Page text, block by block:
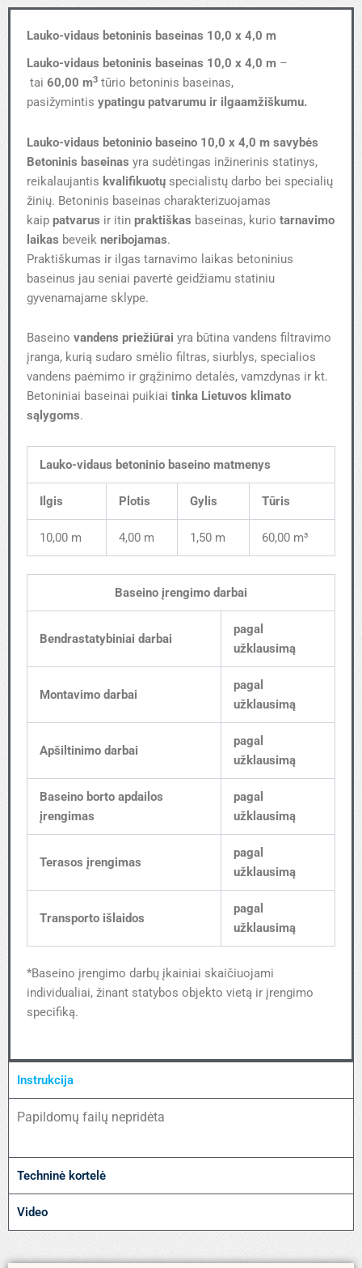
Lauko-vidaus betoninis baseinas 10,0 x 4,0 m
Lauko-vidaus betoninis baseinas 10,0 x 4,0 m –
tai 60,00 m3 tūrio betoninis baseinas,
pasižymintis ypatingu patvarumu ir ilgaamžiškumu.
Lauko-vidaus betoninio baseino 10,0 x 4,0 m savybės
Betoninis baseinas yra sudėtingas inžinerinis statinys,
reikalaujantis kvalifikuotų specialistų darbo bei specialių
žinių. Betoninis baseinas charakterizuojamas
kaip patvarus ir itin praktiškas baseinas, kurio tarnavimo
laikas beveik neribojamas.
Praktiškumas ir ilgas tarnavimo laikas betoninius
baseinus jau seniai pavertė geidžiamu statiniu
gyvenamajame sklype.
Baseino vandens priežiūrai yra būtina vandens filtravimo
įranga, kurią sudaro smėlio filtras, siurblys, specialios
vandens paėmimo ir grąžinimo detalės, vamzdynas ir kt.
Betoniniai baseinai puikiai tinka Lietuvos klimato
sąlygoms.
Lauko-vidaus betoninio baseino matmenys
Ilgis Plotis Gylis Tūris
10,00 m 4,00 m 1,50 m 60,00 m³
Baseino įrengimo darbai
Bendrastatybiniai darbai
pagal
užklausimą
Montavimo darbai
pagal
užklausimą
Apšiltinimo darbai
pagal
užklausimą
Baseino borto apdailos
įrengimas
pagal
užklausimą
Terasos įrengimas
pagal
užklausimą
Transporto išlaidos
pagal
užklausimą
*Baseino įrengimo darbų įkainiai skaičiuojami
individualiai, žinant statybos objekto vietą ir įrengimo
specifiką.
Instrukcija
Papildomų failų nepridėta
Techninė kortelė
Video